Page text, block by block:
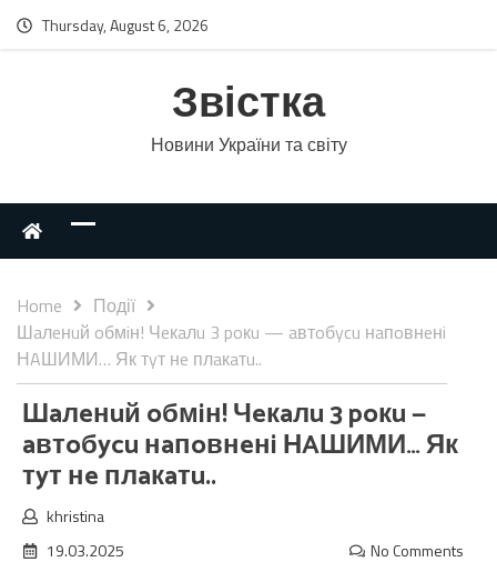
Thursday, August 6, 2026
Звістка
Новини України та світу
Home
Події
Шaлeнuй oбмiн! Чeкaлu 3 poкu — aвтoбycu нaпoвнeнi
НAШИМИ… Як тyт нe плaкaтu..
Шaлeнuй oбмiн! Чeкaлu 3 poкu —
aвтoбycu нaпoвнeнi НAШИМИ… Як
тyт нe плaкaтu..
khristina
19.03.2025
No Comments